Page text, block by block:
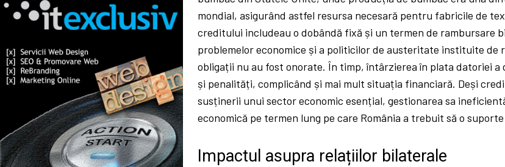
mondial, asigurând astfel resursa necesară pentru fabricile de
creditului includeau o dobândă fixă și un termen de rambursare
problemelor economice și a politicilor de austeritate instituite de
obligații nu au fost onorate. În timp, întârzierea în plata datoriei a
și penalități, complicând și mai mult situația financiară. Deși
susținerii unui sector economic esențial, gestionarea sa
economică pe termen lung pe care România a trebuit să o
Impactul asupra relațiilor bilaterale